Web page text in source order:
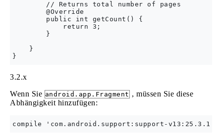
        // Returns total number of pages
        @Override
        public int getCount() {
            return 3;
        }
    }
3.2.x
Wenn Sie android.app.Fragment , müssen Sie diese
Abhängigkeit hinzufügen: